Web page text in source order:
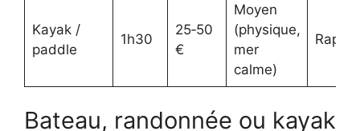
Kayak /
paddle
1h30
25‑50
€
Moyen
(physique,
mer
calme)
Bateau, randonnée ou kayak